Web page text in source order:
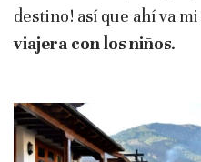
destino! así que ahí va mi
viajera con los niños.